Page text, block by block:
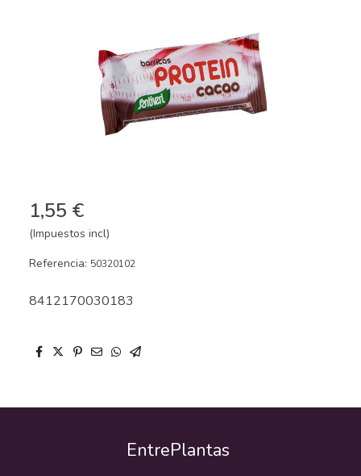
1,55 €
(Impuestos incl)
Referencia: 50320102
8412170030183
EntrePlantas